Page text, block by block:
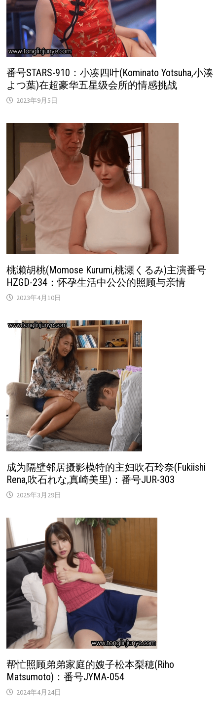
番号STARS-910：小凑四叶(Kominato Yotsuha,小湊
よつ葉)在超豪华五星级会所的情感挑战
2023年9月5日
桃濑胡桃(Momose Kurumi,桃瀬くるみ)主演番号
HZGD-234：怀孕生活中公公的照顾与亲情
2023年4月10日
成为隔壁邻居摄影模特的主妇吹石玲奈(Fukiishi
Rena,吹石れな,真崎美里)：番号JUR-303
2025年3月29日
帮忙照顾弟弟家庭的嫂子松本梨穂(Riho
Matsumoto)：番号JYMA-054
2024年4月24日